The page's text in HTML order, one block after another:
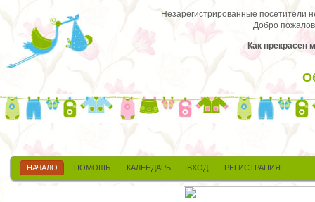
Незарегистрированные посетители
Добро
Как прекрасен
НАЧАЛО ПОМОЩЬ КАЛЕНДАРЬ ВХОД РЕГИСТРАЦИЯ